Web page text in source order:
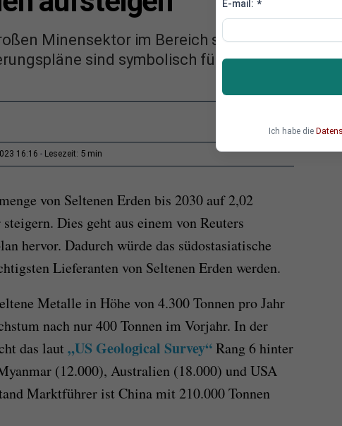
Minensektor im Bereich seltener Erden
sind symbolisch für den
16:16 Lesezeit: 5 min
von Seltenen Erden bis 2030 auf 2,02
Dies geht aus einem von Reuters
hervor. Dadurch würde das südostasiatische
Lieferanten von Seltenen Erden werden.
Metalle in Höhe von 4.300 Tonnen pro Jahr
nach nur 400 Tonnen im Vorjahr. In der
das laut „US Geological Survey“Rang 6hinter
(12.000), Australien (18.000) und USA
Marktführer ist China mit 210.000 Tonnen
E-mail: *
Ich habe die